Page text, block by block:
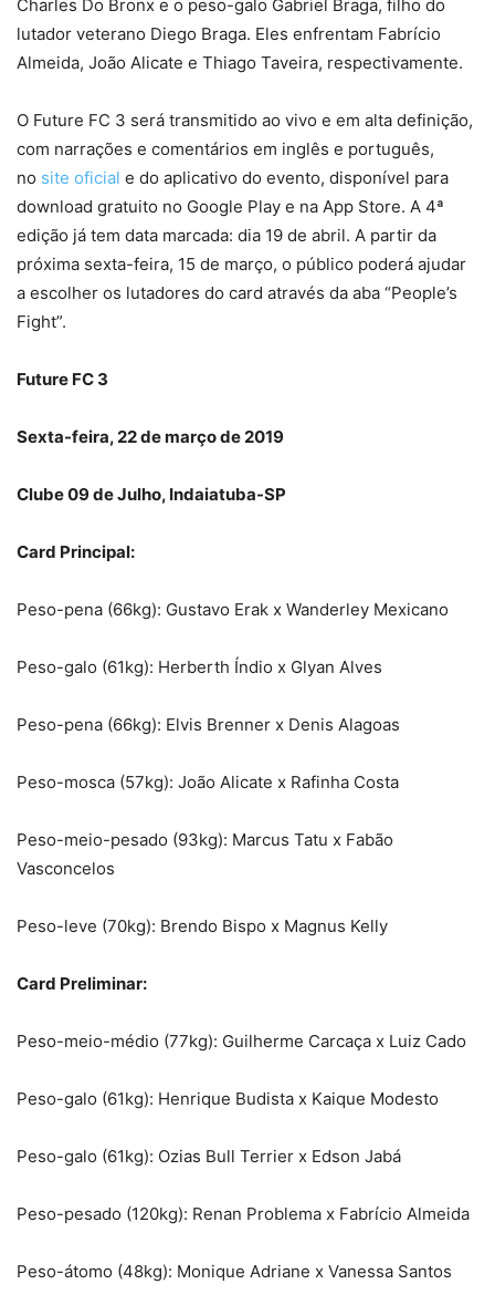
Charles Do Bronx e o peso-galo Gabriel Braga, filho do
lutador veterano Diego Braga. Eles enfrentam Fabrício
Almeida, João Alicate e Thiago Taveira, respectivamente.
O Future FC 3 será transmitido ao vivo e em alta definição,
com narrações e comentários em inglês e português,
no site oficial e do aplicativo do evento, disponível para
download gratuito no Google Play e na App Store. A 4ª
edição já tem data marcada: dia 19 de abril. A partir da
próxima sexta-feira, 15 de março, o público poderá ajudar
a escolher os lutadores do card através da aba “People’s
Fight”.
Future FC 3
Sexta-feira, 22 de março de 2019
Clube 09 de Julho, Indaiatuba-SP
Card Principal:
Peso-pena (66kg): Gustavo Erak x Wanderley Mexicano
Peso-galo (61kg): Herberth Índio x Glyan Alves
Peso-pena (66kg): Elvis Brenner x Denis Alagoas
Peso-mosca (57kg): João Alicate x Rafinha Costa
Peso-meio-pesado (93kg): Marcus Tatu x Fabão
Vasconcelos
Peso-leve (70kg): Brendo Bispo x Magnus Kelly
Card Preliminar:
Peso-meio-médio (77kg): Guilherme Carcaça x Luiz Cado
Peso-galo (61kg): Henrique Budista x Kaique Modesto
Peso-galo (61kg): Ozias Bull Terrier x Edson Jabá
Peso-pesado (120kg): Renan Problema x Fabrício Almeida
Peso-á​tomo (48kg): Monique Adriane x Vanessa Santos